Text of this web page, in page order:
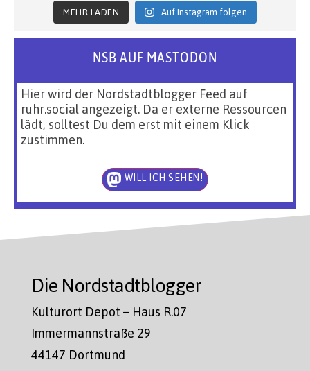
MEHR LADEN Auf Instagram folgen
NSB AUF MASTODON
Hier wird der Nordstadtblogger Feed auf
ruhr.social angezeigt. Da er externe Ressourcen
lädt, solltest Du dem erst mit einem Klick
zustimmen.
WILL ICH SEHEN!
Die Nordstadtblogger
Kulturort Depot – Haus R.07
Immermannstraße 29
44147 Dortmund